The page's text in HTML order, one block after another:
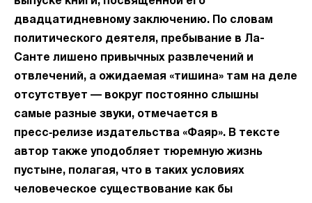
двадцатидневному заключению. По словам
политического деятеля, пребывание в Ла-
Санте лишено привычных развлечений и
отвлечений, а ожидаемая «тишина» там на деле
отсутствует — вокруг постоянно слышны
самые разные звуки, отмечается в
пресс‑релизе издательства «Фаяр». В тексте
автор также уподобляет тюремную жизнь
пустыне, полагая, что в таких условиях
человеческое существование как бы